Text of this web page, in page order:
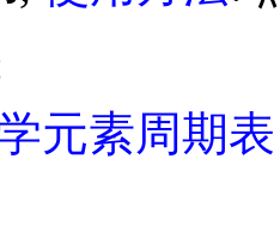
元素周期表